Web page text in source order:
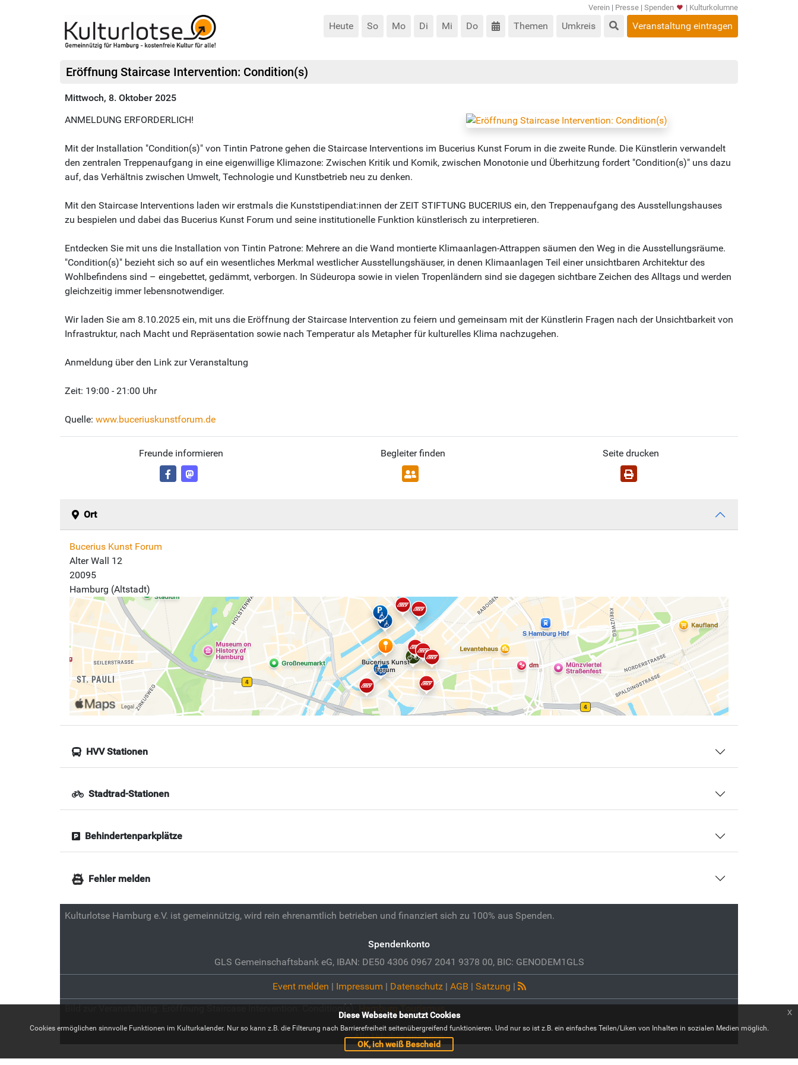
Verein | Presse | Spenden | Kulturkolumne
Heute So Mo Di Mi Do Themen Umkreis Veranstaltung eintragen
Eröffnung Staircase Intervention: Condition(s)
Mittwoch, 8. Oktober 2025
ANMELDUNG ERFORDERLICH!
Mit der Installation "Condition(s)" von Tintin Patrone gehen die Staircase Interventions im Bucerius Kunst Forum in die zweite Runde. Die Künstlerin verwandelt
den zentralen Treppenaufgang in eine eigenwillige Klimazone: Zwischen Kritik und Komik, zwischen Monotonie und Überhitzung fordert "Condition(s)" uns dazu
auf, das Verhältnis zwischen Umwelt, Technologie und Kunstbetrieb neu zu denken.
Mit den Staircase Interventions laden wir erstmals die Kunststipendiat:innen der ZEIT STIFTUNG BUCERIUS ein, den Treppenaufgang des Ausstellungshauses
zu bespielen und dabei das Bucerius Kunst Forum und seine institutionelle Funktion künstlerisch zu interpretieren.
Entdecken Sie mit uns die Installation von Tintin Patrone: Mehrere an die Wand montierte Klimaanlagen-Attrappen säumen den Weg in die Ausstellungsräume.
"Condition(s)" bezieht sich so auf ein wesentliches Merkmal westlicher Ausstellungshäuser, in denen Klimaanlagen Teil einer unsichtbaren Architektur des
Wohlbefindens sind – eingebettet, gedämmt, verborgen. In Südeuropa sowie in vielen Tropenländern sind sie dagegen sichtbare Zeichen des Alltags und werden
gleichzeitig immer lebensnotwendiger.
Wir laden Sie am 8.10.2025 ein, mit uns die Eröffnung der Staircase Intervention zu feiern und gemeinsam mit der Künstlerin Fragen nach der Unsichtbarkeit von
Infrastruktur, nach Macht und Repräsentation sowie nach Temperatur als Metapher für kulturelles Klima nachzugehen.
Anmeldung über den Link zur Veranstaltung
Zeit: 19:00 - 21:00 Uhr
Quelle: www.buceriuskunstforum.de
Freunde informieren Begleiter finden Seite drucken
Ort
Bucerius Kunst Forum
Alter Wall 12
20095
Hamburg (Altstadt)
HVV Stationen
Stadtrad-Stationen
Behindertenparkplätze
Fehler melden
Kulturlotse Hamburg e.V. ist gemeinnützig, wird rein ehrenamtlich betrieben und finanziert sich zu 100% aus Spenden.
Spendenkonto
GLS Gemeinschaftsbank eG, IBAN: DE50 4306 0967 2041 9378 00, BIC: GENODEM1GLS
Event melden | Impressum | Datenschutz| AGB | Satzung |
Bild zur Veranstaltung:Eröffnung Staircase Intervention: Condition(s):Hamburg Tourismus
Alle Urheber anzeigen
Diese Webseite benutzt Cookies
Cookies ermöglichen sinnvolle Funktionen im Kulturkalender. Nur so kann z.B. die Filterung nach Barrierefreiheit seitenübergreifend funktionieren. Und nur so ist z.B. ein einfaches Teilen/Liken von Inhalten in sozialen Medien möglich.
OK, ich weiß Bescheid
x